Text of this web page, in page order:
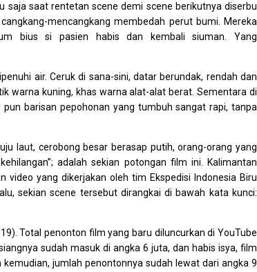
saja saat rentetan scene demi scene berikutnya diserbu
mencangkang membedah perut bumi. Mereka
bius si pasien habis dan kembali siuman. Yang
air. Ceruk di sana-sini, datar berundak, rendah dan
warna kuning, khas warna alat-alat berat. Sementara di
barisan pepohonan yang tumbuh sangat rapi, tanpa
laut, cerobong besar berasap putih, orang-orang yang
adalah sekian potongan film ini. Kalimantan
yang dikerjakan oleh tim Ekspedisi Indonesia Biru
sekian scene tersebut dirangkai di bawah kata kunci:
Total penonton film yang baru diluncurkan di YouTube
sudah masuk di angka 6 juta, dan habis isya, film
jumlah penontonnya sudah lewat dari angka 9